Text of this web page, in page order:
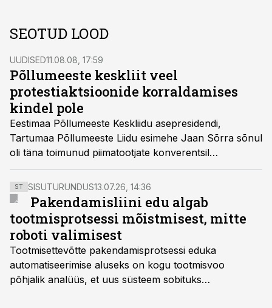
SEOTUD LOOD
UUDISED11.08.08, 17:59
Põllumeeste keskliit veel
protestiaktsioonide korraldamises
kindel pole
Eestimaa Põllumeeste Keskliidu asepresidendi,
Tartumaa Põllumeeste Liidu esimehe Jaan Sõrra sõnul
oli täna toimunud piimatootjate konverentsil
konkreetsete protestiaktsioonide kokkuleppimine
raske, sellega tegeleb edasi piimatootjate koostöökoda.
ST SISUTURUNDUS13.07.26, 14:36
Pakendamisliini edu algab
tootmisprotsessi mõistmisest, mitte
roboti valimisest
Tootmisettevõtte pakendamisprotsessi eduka
automatiseerimise aluseks on kogu tootmisvoo
põhjalik analüüs, et uus süsteem sobituks